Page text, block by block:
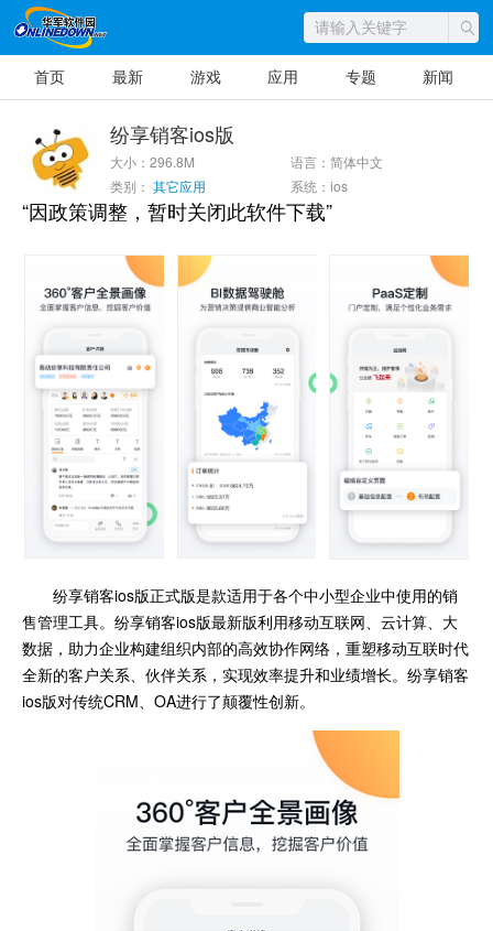
首页 最新 游戏 应用 专题 新闻
纷享销客ios版
大小：296.8M
语言：简体中文
类别： 其它应用 系统：ios
“因政策调整，暂时关闭此软件下载”
纷享销客ios版正式版是款适用于各个中小型企业中使用的销
售管理工具。纷享销客ios版最新版利用移动互联网、云计算、大
数据，助力企业构建组织内部的高效协作网络，重塑移动互联时代
全新的客户关系、伙伴关系，实现效率提升和业绩增长。纷享销客
ios版对传统CRM、OA进行了颠覆性创新。